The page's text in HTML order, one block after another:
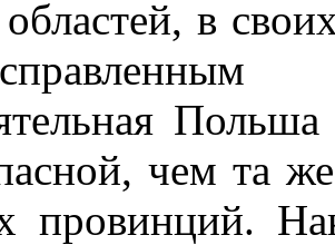
в
чем та
провинций.